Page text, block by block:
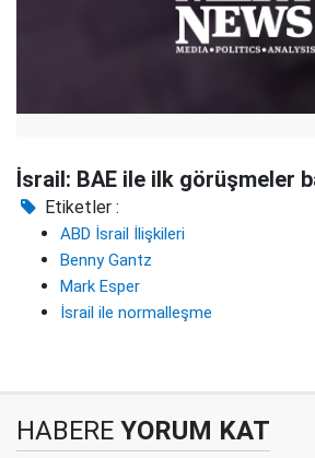
İsrail: BAE ile ilk görüşmeler
Etiketler :
ABD İsrail İlişkileri
Benny Gantz
Mark Esper
İsrail ile normalleşme
HABERE YORUM KAT